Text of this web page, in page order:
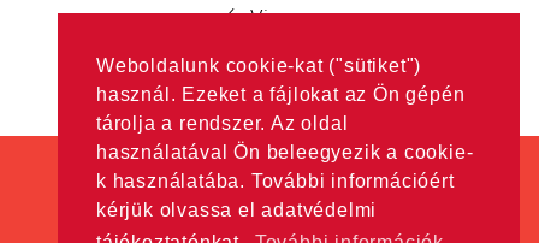
Weboldalunk cookie-kat ("sütiket")
használ. Ezeket a fájlokat az Ön gépén
tárolja a rendszer. Az oldal
használatával Ön beleegyezik a cookie-
k használatába. További információért
kérjük olvassa el adatvédelmi
Vissza